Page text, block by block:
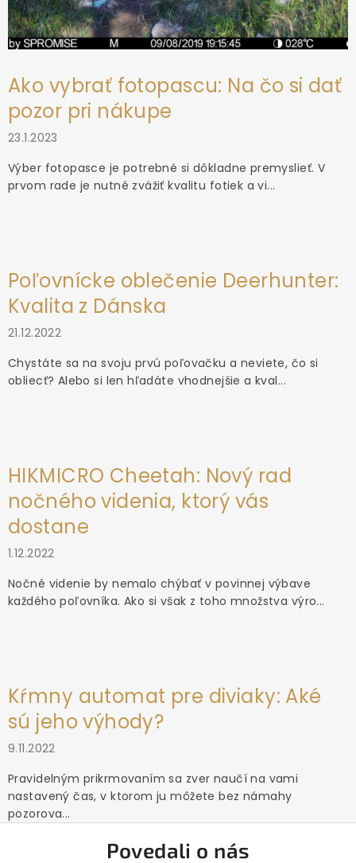
Ako vybrať fotopascu: Na čo si dať
pozor pri nákupe
23.1.2023
Výber fotopasce je potrebné si dôkladne premyslieť. V
prvom rade je nutné zvážiť kvalitu fotiek a vi...
Poľovnícke oblečenie Deerhunter:
Kvalita z Dánska
21.12.2022
Chystáte sa na svoju prvú poľovačku a neviete, čo si
obliecť? Alebo si len hľadáte vhodnejšie a kval...
HIKMICRO Cheetah: Nový rad
nočného videnia, ktorý vás
dostane
1.12.2022
Nočné videnie by nemalo chýbať v povinnej výbave
každého poľovníka. Ako si však z toho množstva výro...
Kŕmny automat pre diviaky: Aké
sú jeho výhody?
9.11.2022
Pravidelným prikrmovaním sa zver naučí na vami
nastavený čas, v ktorom ju môžete bez námahy
pozorova...
Povedali o nás